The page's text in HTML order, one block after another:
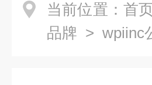
当前位置： 首
品牌 > wpiinc